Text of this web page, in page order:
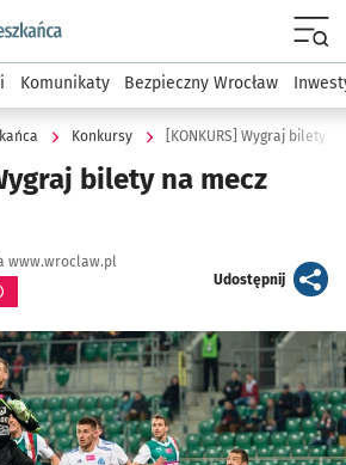
podserwis: Dla mieszkańca
Komunikaty Bezpieczny Wrocław
Konkursy [KONKURS] Wygraj bilety
bilety na mecz
www.wroclaw.pl
Udostępnijartykuł